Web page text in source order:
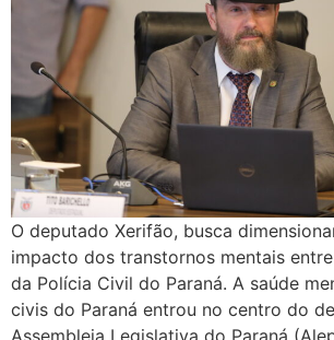
O deputado Xerifão, busca
impacto dos transtornos mentais
da Polícia Civil do Paraná. A saúde
civis do Paraná entrou no centro do